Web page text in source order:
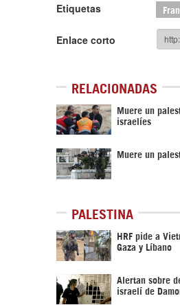
Etiquetas
Enlace corto
RELACIONADAS
Muere un
israelíes
Muere un
PALESTINA
HRF pide a
Gaza y Líbano
Alertan sobre
israelí de